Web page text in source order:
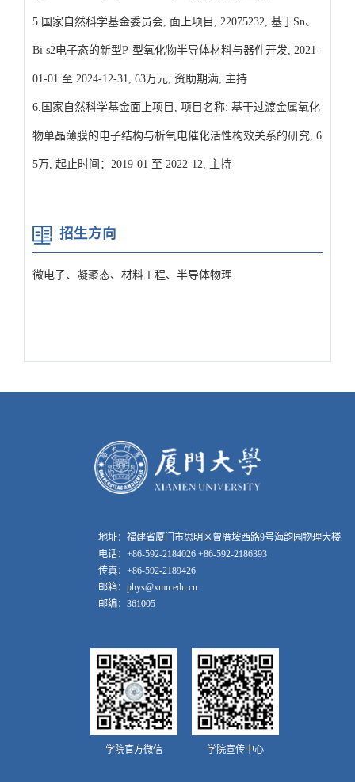
5.国家自然科学基金委员会, 面上项目, 22075232, 基于Sn、
Bi s2电子态的新型P-型氧化物半导体材料与器件开发, 2021-
01-01 至 2024-12-31, 63万元, 资助期满, 主持
6.国家自然科学基金面上项目, 项目名称: 基于过渡金属氧化
物单晶薄膜的电子结构与析氧电催化活性构效关系的研究, 6
5万, 起止时间：2019-01 至 2022-12, 主持
招生方向
微电子、凝聚态、材料工程、半导体物理
地址：福建省厦门市思明区曾厝垵西路9号海韵园物理大楼
电话：+86-592-2184026 +86-592-2186393
传真：+86-592-2189426
邮箱：phys@xmu.edu.cn
邮编：361005
学院官方微信 学院宣传中心